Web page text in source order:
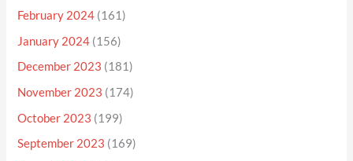
February 2024 (161)
January 2024 (156)
December 2023 (181)
November 2023 (174)
October 2023 (199)
September 2023 (169)